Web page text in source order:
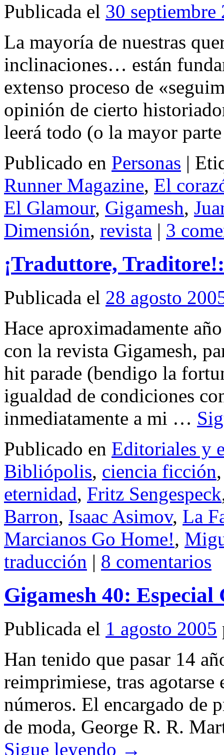
Publicada el 30 septiembre
La mayoría de nuestras
inclinaciones… están
extenso proceso de
opinión de cierto
leerá todo (o la mayor
Publicado en Personas |
Runner Magazine, El
El Glamour, Gigamesh,
Dimensión, revista | 3
¡Traduttore,
Publicada el 28 agosto
Hace aproximadamente
con la revista Gigamesh,
hit parade (bendigo la
igualdad de condiciones
inmediatamente a mi …
Publicado en Editoriales y
Bibliópolis, ciencia ficción
eternidad, Fritz Sengespeck
Barron, Isaac Asimov, La
Marcianos Go Home!,
traducción | 8 comentarios
Gigamesh 40:
Publicada el 1 agosto 2005
Han tenido que pasar 14
reimprimiese, tras
números. El encargado de
de moda, George R. R.
Sigue leyendo →